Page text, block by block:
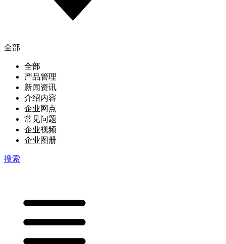
全部
全部
产品管理
新闻资讯
介绍内容
企业网点
常见问题
企业视频
企业图册
搜索